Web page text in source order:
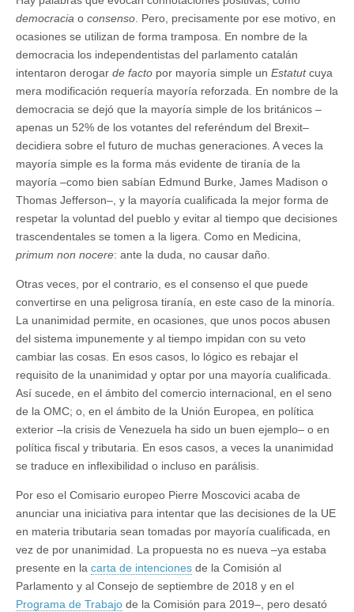
democracia o consenso . Pero, precisamente por ese motivo, en
ocasiones se utilizan de forma tramposa. En nombre de la
democracia los independentistas del parlamento catalán
intentaron derogar de facto por mayoría simple un Estatutcuya
mera modificación requería mayoría reforzada. En nombre de la
democracia se dejó que la mayoría simple de los británicos –
apenas un 52% de los votantes del referéndum del Brexit–
decidiera sobre el futuro de muchas generaciones. A veces la
mayoría simple es la forma más evidente de tiranía de la
mayoría –como bien sabían Edmund Burke, James Madison o
Thomas Jefferson–, y la mayoría cualificada la mejor forma de
respetar la voluntad del pueblo y evitar al tiempo que decisiones
trascendentales se tomen a la ligera. Como en Medicina,
primum non nocere: ante la duda, no causar daño.
Otras veces, por el contrario, es el consenso el que puede
convertirse en una peligrosa tiranía, en este caso de la minoría.
La unanimidad permite, en ocasiones, que unos pocos abusen
del sistema impunemente y al tiempo impidan con su veto
cambiar las cosas. En esos casos, lo lógico es rebajar el
requisito de la unanimidad y optar por una mayoría cualificada.
Así sucede, en el ámbito del comercio internacional, en el seno
de la OMC; o, en el ámbito de la Unión Europea, en política
exterior –la crisis de Venezuela ha sido un buen ejemplo– o en
política fiscal y tributaria. En esos casos, a veces la unanimidad
se traduce en inflexibilidad o incluso en parálisis.
Por eso el Comisario europeo Pierre Moscovici acaba de
anunciar una iniciativa para intentar que las decisiones de la UE
en materia tributaria sean tomadas por mayoría cualificada, en
vez de por unanimidad. La propuesta no es nueva –ya estaba
presente en la carta de intenciones de la Comisión al
Parlamento y al Consejo de septiembre de 2018 y en el
Programa de Trabajo de la Comisión para 2019–, pero desató